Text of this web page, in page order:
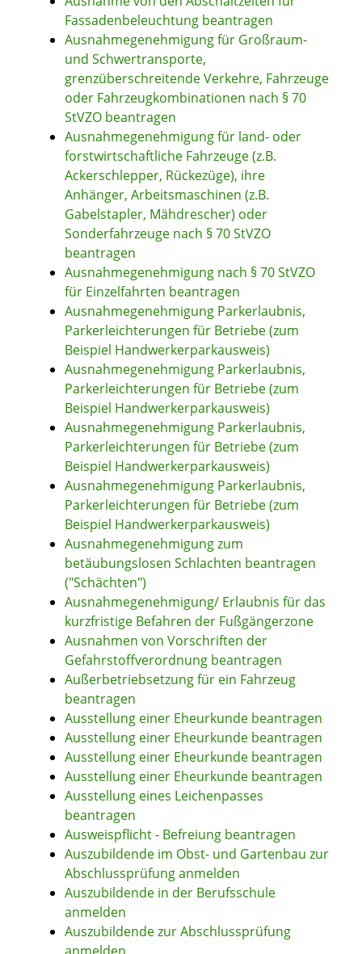
Fassadenbeleuchtung beantragen
Ausnahmegenehmigung für Großraum-
und Schwertransporte,
grenzüberschreitende Verkehre, Fahrzeuge
oder Fahrzeugkombinationen nach § 70
StVZO beantragen
Ausnahmegenehmigung für land- oder
forstwirtschaftliche Fahrzeuge (z.B.
Ackerschlepper, Rückezüge), ihre
Anhänger, Arbeitsmaschinen (z.B.
Gabelstapler, Mähdrescher) oder
Sonderfahrzeuge nach § 70 StVZO
beantragen
Ausnahmegenehmigung nach § 70 StVZO
für Einzelfahrten beantragen
Ausnahmegenehmigung Parkerlaubnis,
Parkerleichterungen für Betriebe (zum
Beispiel Handwerkerparkausweis)
Ausnahmegenehmigung Parkerlaubnis,
Parkerleichterungen für Betriebe (zum
Beispiel Handwerkerparkausweis)
Ausnahmegenehmigung Parkerlaubnis,
Parkerleichterungen für Betriebe (zum
Beispiel Handwerkerparkausweis)
Ausnahmegenehmigung Parkerlaubnis,
Parkerleichterungen für Betriebe (zum
Beispiel Handwerkerparkausweis)
Ausnahmegenehmigung zum
betäubungslosen Schlachten beantragen
("Schächten")
Ausnahmegenehmigung/ Erlaubnis für das
kurzfristige Befahren der Fußgängerzone
Ausnahmen von Vorschriften der
Gefahrstoffverordnung beantragen
Außerbetriebsetzung für ein Fahrzeug
beantragen
Ausstellung einer Eheurkunde beantragen
Ausstellung einer Eheurkunde beantragen
Ausstellung einer Eheurkunde beantragen
Ausstellung einer Eheurkunde beantragen
Ausstellung eines Leichenpasses
beantragen
Ausweispflicht - Befreiung beantragen
Auszubildende im Obst- und Gartenbau zur
Abschlussprüfung anmelden
Auszubildende in der Berufsschule
anmelden
Auszubildende zur Abschlussprüfung